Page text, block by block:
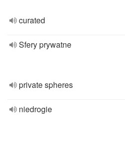
curated
Sfery prywatne
private spheres
niedrogie